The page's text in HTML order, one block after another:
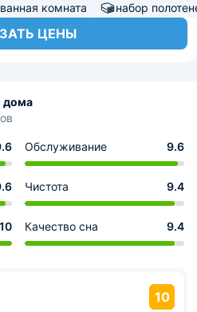
комната набор
ЦЕНЫ
дома
Обслуживание 9.6
Чистота 9.4
10 Качество сна 9.4
10